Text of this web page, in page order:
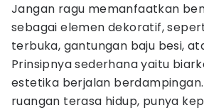
Jangan ragu memanfaatkan
sebagai elemen dekoratif,
terbuka, gantungan baju besi,
Prinsipnya sederhana yaitu
estetika berjalan
ruangan terasa hidup, punya